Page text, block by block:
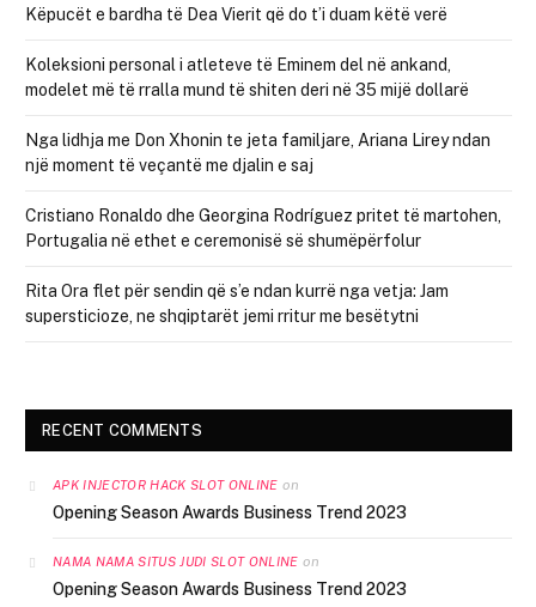
Këpucët e bardha të Dea Vierit që do t’i duam këtë verë
Koleksioni personal i atleteve të Eminem del në ankand,
modelet më të rralla mund të shiten deri në 35 mijë dollarë
Nga lidhja me Don Xhonin te jeta familjare, Ariana Lirey ndan
një moment të veçantë me djalin e saj
Cristiano Ronaldo dhe Georgina Rodríguez pritet të martohen,
Portugalia në ethet e ceremonisë së shumëpërfolur
Rita Ora flet për sendin që s’e ndan kurrë nga vetja: Jam
supersticioze, ne shqiptarët jemi rritur me besëtytni
RECENT COMMENTS
APK INJECTOR HACK SLOT ONLINE on
Opening Season Awards Business Trend 2023
NAMA NAMA SITUS JUDI SLOT ONLINE on
Opening Season Awards Business Trend 2023